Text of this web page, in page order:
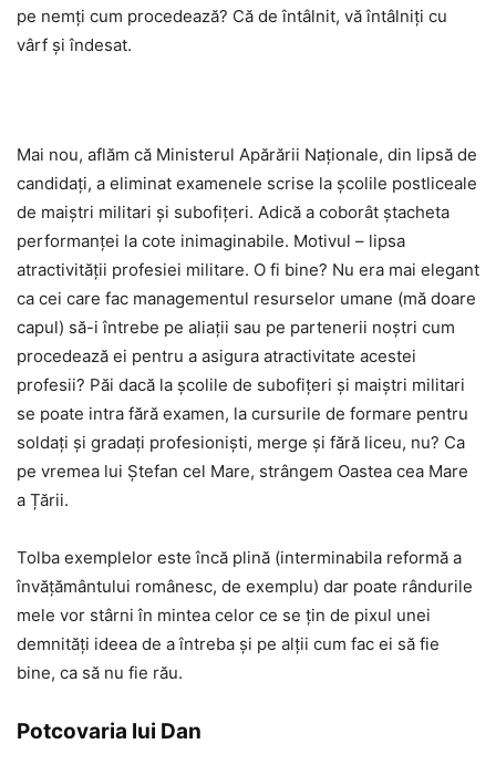
pe nemți cum procedează? Că de întâlnit, vă întâlniți cu
vârf și îndesat.
Mai nou, aflăm că Ministerul Apărării Naționale, din lipsă de
candidați, a eliminat examenele scrise la școlile postliceale
de maiștri militari și subofițeri. Adică a coborât ștacheta
performanței la cote inimaginabile. Motivul – lipsa
atractivității profesiei militare. O fi bine? Nu era mai elegant
ca cei care fac managementul resurselor umane (mă doare
capul) să-i întrebe pe aliații sau pe partenerii noștri cum
procedează ei pentru a asigura atractivitate acestei
profesii? Păi dacă la școlile de subofițeri și maiștri militari
se poate intra fără examen, la cursurile de formare pentru
soldați și gradați profesioniști, merge și fără liceu, nu? Ca
pe vremea lui Ștefan cel Mare, strângem Oastea cea Mare
a Țării.
Tolba exemplelor este încă plină (interminabila reformă a
învățământului românesc, de exemplu) dar poate rândurile
mele vor stârni în mintea celor ce se țin de pixul unei
demnități ideea de a întreba și pe alții cum fac ei să fie
bine, ca să nu fie rău.
Potcovaria lui Dan